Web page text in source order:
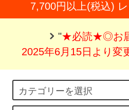
7,700円以上(税込)
"★必読★◎お
2025年6月15日より変